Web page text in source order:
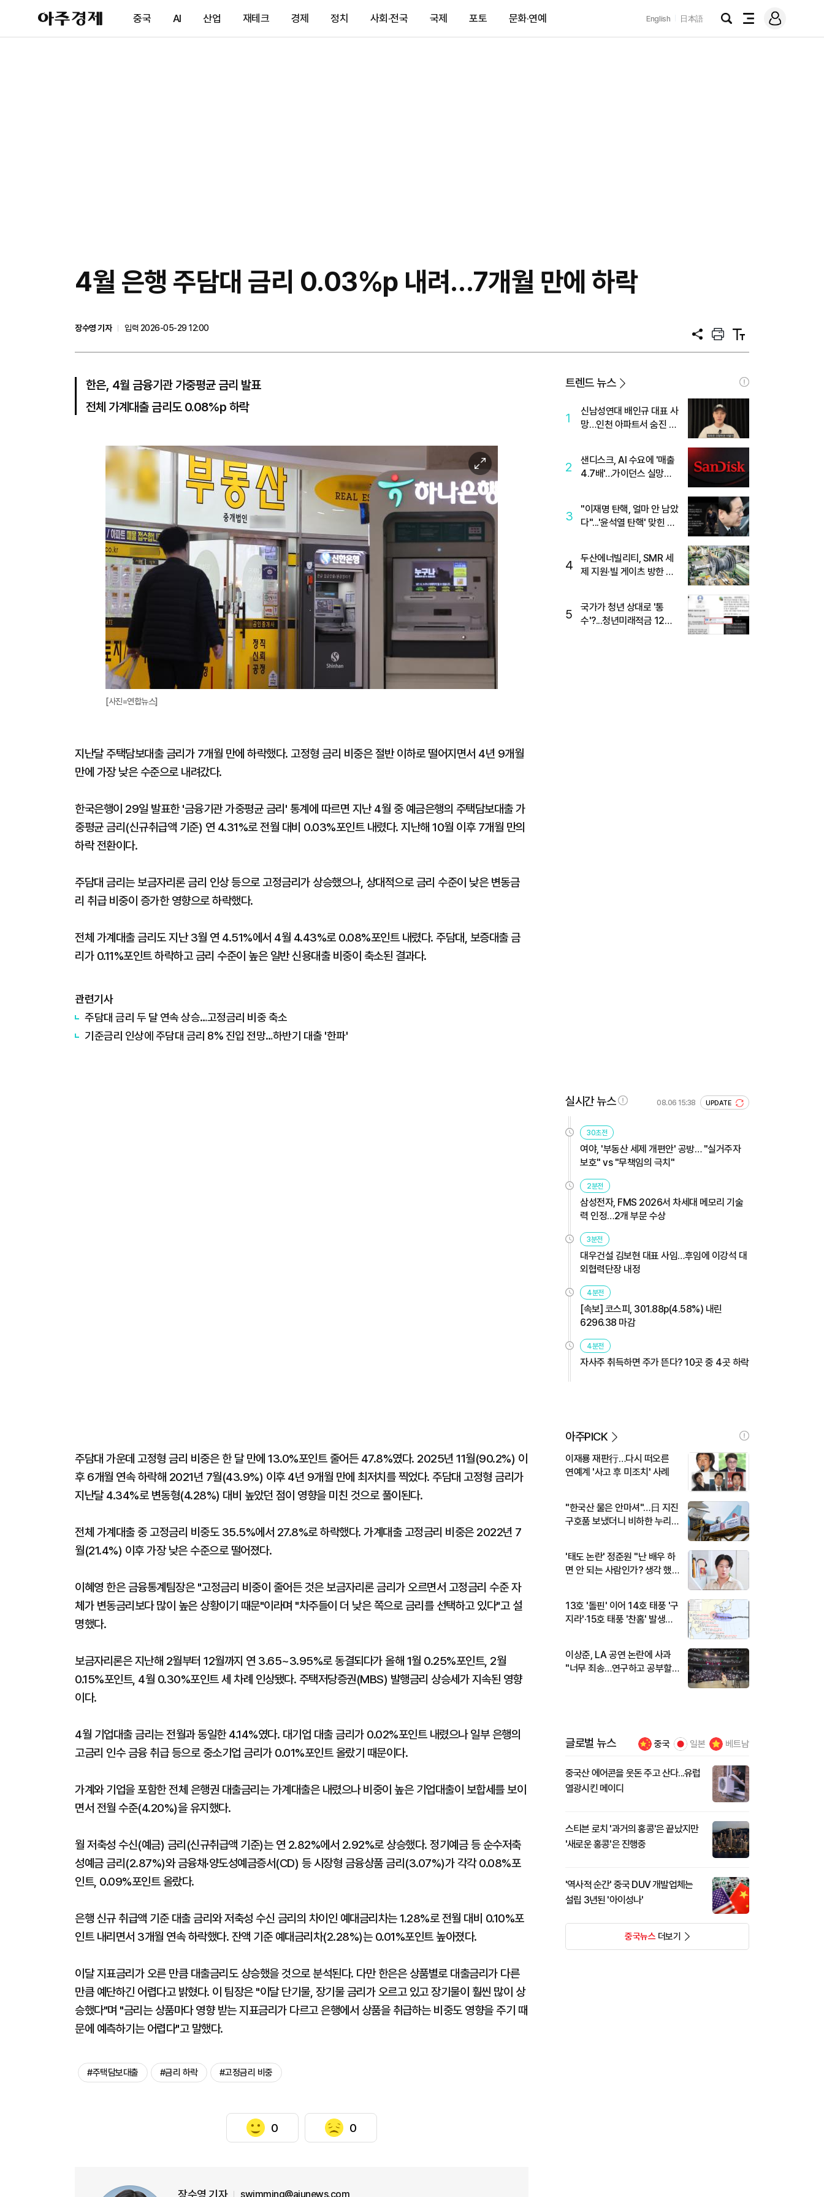
아
주
제
중국 AI 산업 재테크 경제 정치 사회·전국 국제 포토 문화·연예 English 日本語
검
전
메
그
4월 은행 주담대 금리 0.03%p 내려…7개월 만에 하락
장수영 기자
입력 2026-05-29 12:00
공
프
트
텍
트
한은, 4월 금융기관 가중평균 금리 발표
전체 가계대출 금리도 0.08%p 하락
이
미
지
확
대
[사진=연합뉴스]
지난달 주택담보대출 금리가 7개월 만에 하락했다. 고정형 금리 비중은 절반 이하로 떨어지면서 4년 9개월
만에 가장 낮은 수준으로 내려갔다.
한국은행이 29일 발표한 '금융기관 가중평균 금리' 통계에 따르면 지난 4월 중 예금은행의 주택담보대출 가
중평균 금리(신규취급액 기준) 연 4.31%로 전월 대비 0.03%포인트 내렸다. 지난해 10월 이후 7개월 만의
하락 전환이다.
주담대 금리는 보금자리론 금리 인상 등으로 고정금리가 상승했으나, 상대적으로 금리 수준이 낮은 변동금
리 취급 비중이 증가한 영향으로 하락했다.
전체 가계대출 금리도 지난 3월 연 4.51%에서 4월 4.43%로 0.08%포인트 내렸다. 주담대, 보증대출 금
리가 0.11%포인트 하락하고 금리 수준이 높은 일반 신용대출 비중이 축소된 결과다.
관련기사
주담대 금리 두 달 연속 상승…고정금리 비중 축소
기준금리 인상에 주담대 금리 8% 진입 전망…하반기 대출 '한파'
주담대 가운데 고정형 금리 비중은 한 달 만에 13.0%포인트 줄어든 47.8%였다. 2025년 11월(90.2%) 이
후 6개월 연속 하락해 2021년 7월(43.9%) 이후 4년 9개월 만에 최저치를 찍었다. 주담대 고정형 금리가
지난달 4.34%로 변동형(4.28%) 대비 높았던 점이 영향을 미친 것으로 풀이된다.
전체 가계대출 중 고정금리 비중도 35.5%에서 27.8%로 하락했다. 가계대출 고정금리 비중은 2022년 7
월(21.4%) 이후 가장 낮은 수준으로 떨어졌다.
이혜영 한은 금융통계팀장은 "고정금리 비중이 줄어든 것은 보금자리론 금리가 오르면서 고정금리 수준 자
체가 변동금리보다 많이 높은 상황이기 때문"이라며 "차주들이 더 낮은 쪽으로 금리를 선택하고 있다"고 설
명했다.
보금자리론은 지난해 2월부터 12월까지 연 3.65~3.95%로 동결되다가 올해 1월 0.25%포인트, 2월
0.15%포인트, 4월 0.30%포인트 세 차례 인상됐다. 주택저당증권(MBS) 발행금리 상승세가 지속된 영향
이다.
4월 기업대출 금리는 전월과 동일한 4.14%였다. 대기업 대출 금리가 0.02%포인트 내렸으나 일부 은행의
고금리 인수 금융 취급 등으로 중소기업 금리가 0.01%포인트 올랐기 때문이다.
가계와 기업을 포함한 전체 은행권 대출금리는 가계대출은 내렸으나 비중이 높은 기업대출이 보합세를 보이
면서 전월 수준(4.20%)을 유지했다.
월 저축성 수신(예금) 금리(신규취급액 기준)는 연 2.82%에서 2.92%로 상승했다. 정기예금 등 순수저축
성예금 금리(2.87%)와 금융채·양도성예금증서(CD) 등 시장형 금융상품 금리(3.07%)가 각각 0.08%포
인트, 0.09%포인트 올랐다.
은행 신규 취급액 기준 대출 금리와 저축성 수신 금리의 차이인 예대금리차는 1.28%로 전월 대비 0.10%포
인트 내리면서 3개월 연속 하락했다. 잔액 기준 예대금리차(2.28%)는 0.01%포인트 높아졌다.
이달 지표금리가 오른 만큼 대출금리도 상승했을 것으로 분석된다. 다만 한은은 상품별로 대출금리가 다른
만큼 예단하긴 어렵다고 밝혔다. 이 팀장은 "이달 단기물, 장기물 금리가 오르고 있고 장기물이 훨씬 많이 상
승했다"며 "금리는 상품마다 영향 받는 지표금리가 다르고 은행에서 상품을 취급하는 비중도 영향을 주기 때
문에 예측하기는 어렵다"고 말했다.
#주택담보대출 #금리 하락 #고정금리 비중
0 0
장수영 기자 swimming@ajunews.com
트렌드 뉴스
1
신남성연대 배인규 대표 사
망…인천 아파트서 숨진 채
2
샌디스크, AI 수요에 '매출
4.7배'…가이던스 실망에
3
"이재명 탄핵, 얼마 안 남았
다"...'윤석열 탄핵' 맞힌 무
4
두산에너빌리티, SMR 세
제 지원·빌 게이츠 방한 기
5
국가가 청년 상대로 '통
수'?...청년미래적금 12%
실시간 뉴스 08.06 15:38 UPDATE
30초전
여야, '부동산 세제 개편안' 공방… "실거주자
보호" vs "무책임의 극치"
2분전
삼성전자, FMS 2026서 차세대 메모리 기술
력 인정…2개 부문 수상
3분전
대우건설 김보현 대표 사임…후임에 이강석 대
외협력단장 내정
4분전
[속보] 코스피, 301.88p(4.58%) 내린
6296.38 마감
4분전
자사주 취득하면 주가 뜬다? 10곳 중 4곳 하락
아주PICK
이재룡 재판行…다시 떠오른
연예계 '사고 후 미조치' 사례
"한국산 물은 안마셔"…日 지진
구호품 보냈더니 비하한 누리
'태도 논란' 정준원 "난 배우 하
면 안 되는 사람인가? 생각 했
13호 '돌핀' 이어 14호 태풍 '구
지라'·15호 태풍 '찬홈' 발생…
이상준, LA 공연 논란에 사과
"너무 죄송…연구하고 공부할
글로벌 뉴스 중국 일본 베트남
중국산 에어콘을 웃돈 주고 산다...유럽
열광시킨 메이디
스티븐 로치 '과거의 홍콩'은 끝났지만
'새로운 홍콩'은 진행중
'역사적 순간' 중국 DUV 개발업체는
설립 3년된 '아이성나'
중국뉴스더보기